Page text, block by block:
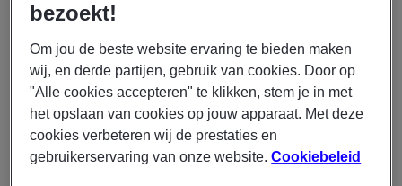
29/07/2026
Experis
Test Coordinator
bezoekt!
Om jou de beste website ervaring te bieden maken
wij, en derde partijen, gebruik van cookies. Door op
"Alle cookies accepteren" te klikken, stem je in met
het opslaan van cookies op jouw apparaat. Met deze
cookies verbeteren wij de prestaties en
gebruikerservaring van onze website.Cookiebeleid